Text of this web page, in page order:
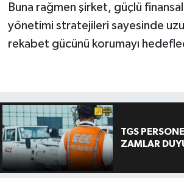
Buna rağmen şirket, güçlü finansal
yönetimi stratejileri sayesinde
rekabet gücünü korumayı
TGS
ZAMLAR